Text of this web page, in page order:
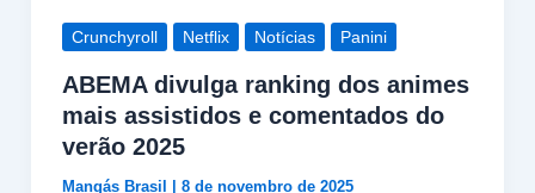
Crunchyroll Netflix Notícias Panini
ABEMA divulga ranking dos animes
mais assistidos e comentados do
verão 2025
Mangás Brasil 8 de novembro de 2025